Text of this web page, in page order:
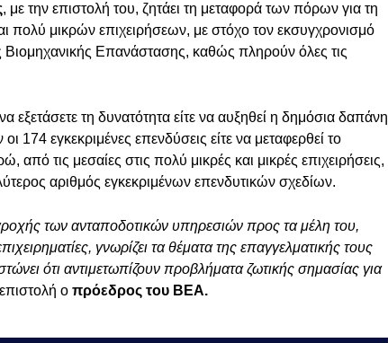
, με την επιστολή του, ζητάει τη μεταφορά των πόρων για τη
πολύ μικρών επιχειρήσεων, με στόχο τον εκσυγχρονισμό
Βιομηχανικής Επανάστασης, καθώς πληρούν όλες τις
τη δυνατότητα είτε να αυξηθεί η δημόσια δαπάνη
174 εγκεκριμένες επενδύσεις είτε να μεταφερθεί το
από τις μεσαίες στις πολύ μικρές και μικρές επιχειρήσεις,
αριθμός εγκεκριμένων επενδυτικών σχεδίων.
των ανταποδοτικών υπηρεσιών προς τα μέλη του,
γνωρίζει τα θέματα της επαγγελματικής τους
ότι αντιμετωπίζουν προβλήματα ζωτικής σημασίας για
ο πρόεδρος του ΒΕΑ.